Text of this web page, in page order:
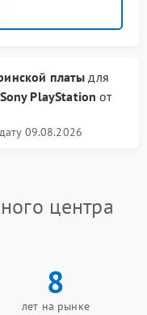
платыдля
PlayStation от
09.08.2026
центра
8
лет на рынке